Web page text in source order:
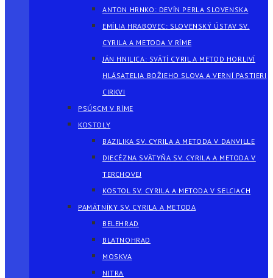
ANTON HRNKO: DEVÍN PERLA SLOVENSKA
EMÍLIA HRABOVEC: SLOVENSKÝ ÚSTAV SV.
CYRILA A METODA V RÍME
JÁN HNILICA: SVÄTÍ CYRIL A METOD HORLIVÍ
HLÁSATELIA BOŽIEHO SLOVA A VERNÍ PASTIERI
CIRKVI
PSÚSCM V RÍME
KOSTOLY
BAZILIKA SV. CYRILA A METODA V DANVILLE
DIECÉZNA SVÄTYŇA SV. CYRILA A METODA V
TERCHOVEJ
KOSTOL SV. CYRILA A METODA V SELCIACH
PAMÄTNÍKY SV. CYRILA A METODA
BELEHRAD
BLATNOHRAD
MOSKVA
NITRA